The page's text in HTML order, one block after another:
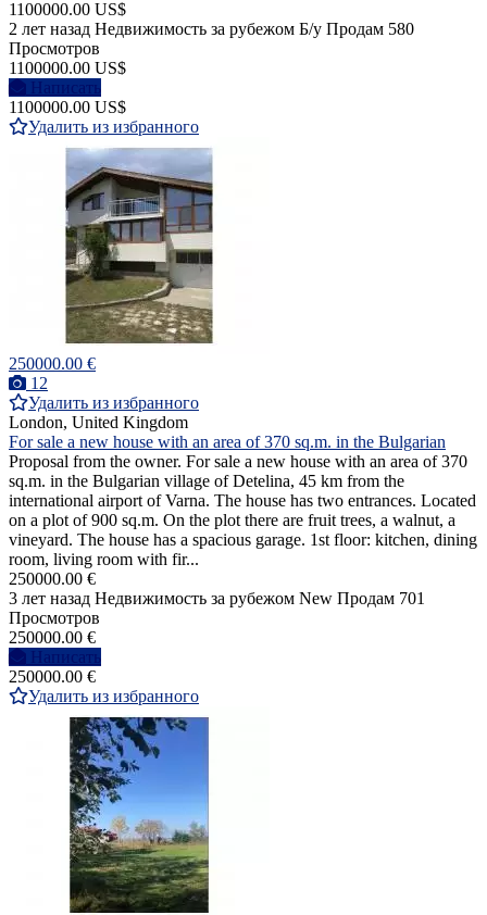
1100000.00 US$
2 лет назад Недвижимость за рубежом Б/у Продам 580
Просмотров
1100000.00 US$
Написать
1100000.00 US$
Удалить из избранного
250000.00 €
12
Удалить из избранного
London, United Kingdom
For sale a new house with an area of 370 sq.m. in the Bulgarian
Proposal from the owner. For sale a new house with an area of 370
sq.m. in the Bulgarian village of Detelina, 45 km from the
international airport of Varna. The house has two entrances. Located
on a plot of 900 sq.m. On the plot there are fruit trees, a walnut, a
vineyard. The house has a spacious garage. 1st floor: kitchen, dining
room, living room with fir...
250000.00 €
3 лет назад Недвижимость за рубежом New Продам 701
Просмотров
250000.00 €
Написать
250000.00 €
Удалить из избранного